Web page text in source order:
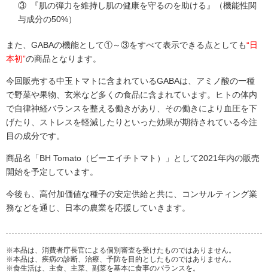
③ 『肌の弾力を維持し肌の健康を守るのを助ける』（機能性関
与成分の50%）
また、GABAの機能として①～③をすべて表示できる点としても“日
本初”の商品となります。
今回販売する中玉トマトに含まれているGABAは、アミノ酸の一種
で野菜や果物、玄米など多くの食品に含まれています。ヒトの体内
で自律神経バランスを整える働きがあり、その働きにより血圧を下
げたり、ストレスを軽減したりといった効果が期待されている今注
目の成分です。
商品名「BH Tomato（ビーエイチトマト）」として2021年内の販売
開始を予定しています。
今後も、高付加価値な種子の安定供給と共に、コンサルティング業
務などを通じ、日本の農業を応援していきます。
※本品は、消費者庁長官による個別審査を受けたものではありません。
※本品は、疾病の診断、治療、予防を目的としたものではありません。
※食生活は、主食、主菜、副菜を基本に食事のバランスを。